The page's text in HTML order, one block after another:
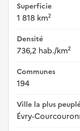
Superficie
1 818 km²
Densité
736,2 hab./km²
Communes
194
Ville la plus
Évry-